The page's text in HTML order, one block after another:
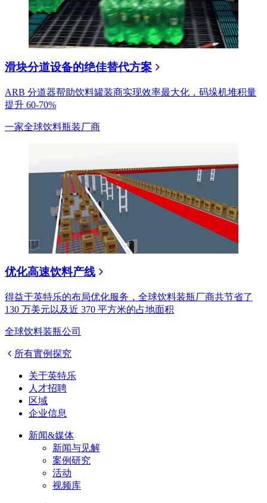
滑块分道设备的绝佳替代方案
ARB 分道器帮助饮料罐装商实现效率最大化，码垛机堆积量
提升 60-70%
一家全球饮料瓶装厂商
优化高速饮料产线
得益于英特乐的布局优化服务，全球饮料装瓶厂商共节省了
130 万美元以及近 370 平方米的占地面积
全球饮料装瓶公司
所有實例探究
关于英特乐
人才招聘
区域
企业信息
新闻&媒体
新闻与见解
案例研究
活动
视频库